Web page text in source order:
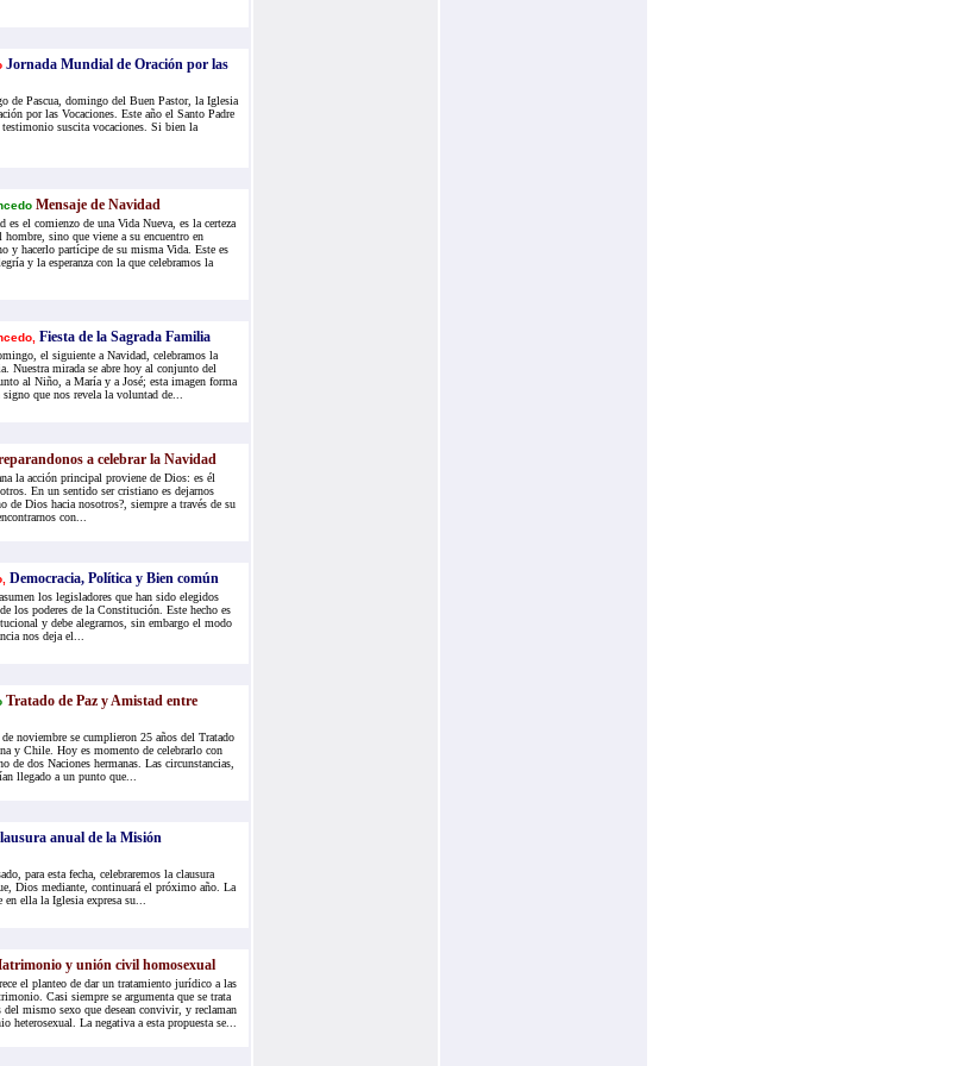
Jornada Mundial de Oración por las
Pascua, domingo del Buen Pastor, la Iglesia
por las Vocaciones. Este año el Santo Padre
suscita vocaciones. Si bien la
Mensaje de Navidad
el comienzo de una Vida Nueva, es la certeza
hombre, sino que viene a su encuentro en
y hacerlo partícipe de su misma Vida. Este es
y la esperanza con la que celebramos la
Fiesta de la Sagrada Familia
el siguiente a Navidad, celebramos la
Nuestra mirada se abre hoy al conjunto del
al Niño, a María y a José; esta imagen forma
que nos revela la voluntad de...
a celebrar la Navidad
la acción principal proviene de Dios: es él
En un sentido ser cristiano es dejarnos
de Dios hacia nosotros?, siempre a través de su
con...
Democracia, Política y Bien común
los legisladores que han sido elegidos
los poderes de la Constitución. Este hecho es
y debe alegrarnos, sin embargo el modo
nos deja el...
Tratado de Paz y Amistad entre
noviembre se cumplieron 25 años del Tratado
y Chile. Hoy es momento de celebrarlo con
dos Naciones hermanas. Las circunstancias,
llegado a un punto que...
anual de la Misión
para esta fecha, celebraremos la clausura
Dios mediante, continuará el próximo año. La
ella la Iglesia expresa su...
y unión civil homosexual
el planteo de dar un tratamiento jurídico a las
Casi siempre se argumenta que se trata
del mismo sexo que desean convivir, y reclaman
heterosexual. La negativa a esta propuesta se...